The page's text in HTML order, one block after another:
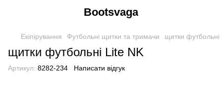
Bootsvaga
Екіпірування Футбольні щитки та тримачи щитки футбольні
щитки футбольні Lite NK
Артикул: 8282-234 Написати відгук